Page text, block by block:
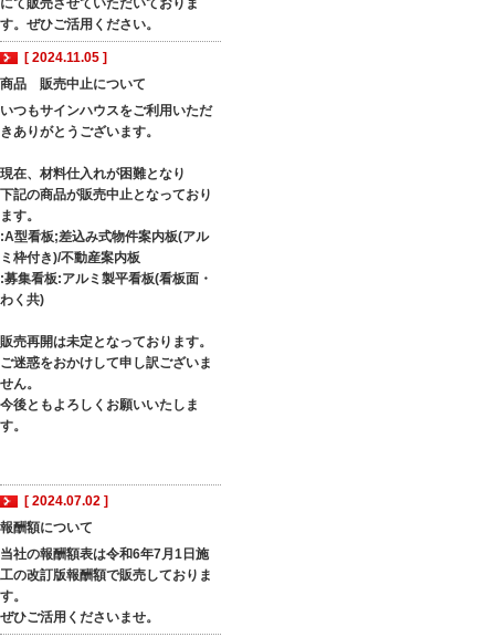
にて販売させていただいておりま
す。ぜひご活用ください。
[ 2024.11.05 ]
商品 販売中止について
いつもサインハウスをご利用いただ
きありがとうございます。
現在、材料仕入れが困難となり
下記の商品が販売中止となっており
ます。
:A型看板;差込み式物件案内板(アル
ミ枠付き)/不動産案内板
:募集看板:アルミ製平看板(看板面・
わく共)
販売再開は未定となっております。
ご迷惑をおかけして申し訳ございま
せん。
今後ともよろしくお願いいたしま
す。
[ 2024.07.02 ]
報酬額について
当社の報酬額表は令和6年7月1日施
工の改訂版報酬額で販売しておりま
す。
ぜひご活用くださいませ。